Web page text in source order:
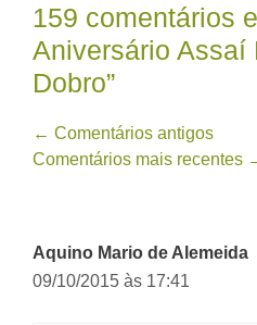
159 comentários
Aniversário Assaí
Dobro”
Navegação
de
← Comentários antigos
Comentários mais recentes
Aquino Mario de Alemeida
09/10/2015 às 17:41